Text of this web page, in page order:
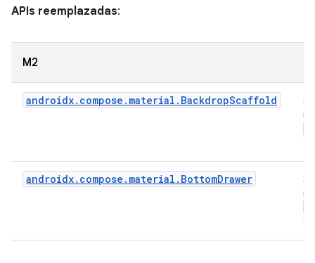
APIs reemplazadas:
M2
androidx.compose.material.BackdropScaffold
androidx.compose.material.BottomDrawer